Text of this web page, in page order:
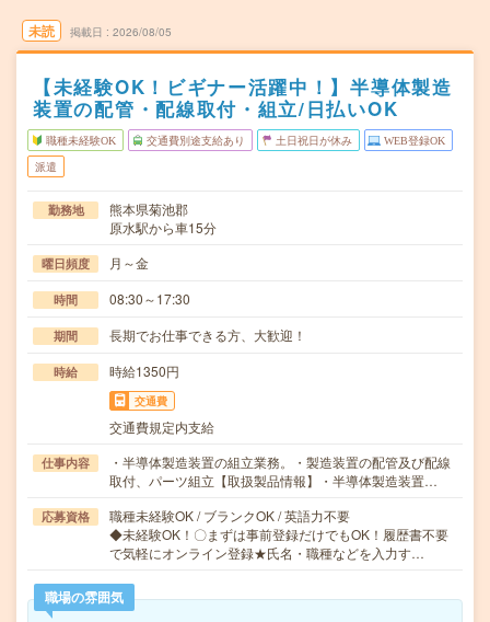
未読 掲載日 2026/08/05
【未経験OK！ビギナー活躍中！】半導体製造
装置の配管・配線取付・組立/日払いOK
職種未経験OK 交通費別途支給あり 土日祝日が休み WEB登録OK
派遣
勤務地
熊本県菊池郡
原水駅から車15分
曜日頻度 月～金
時間 08:30～17:30
期間 長期でお仕事できる方、大歓迎！
時給 時給1350円
交通費
交通費規定内支給
仕事内容
・半導体製造装置の組立業務。・製造装置の配管及び配線
取付、パーツ組立【取扱製品情報】・半導体製造装置…
応募資格
職種未経験OK / ブランクOK / 英語力不要
◆未経験OK！〇まずは事前登録だけでもOK！履歴書不要
で気軽にオンライン登録★氏名・職種などを入力す…
職場の雰囲気